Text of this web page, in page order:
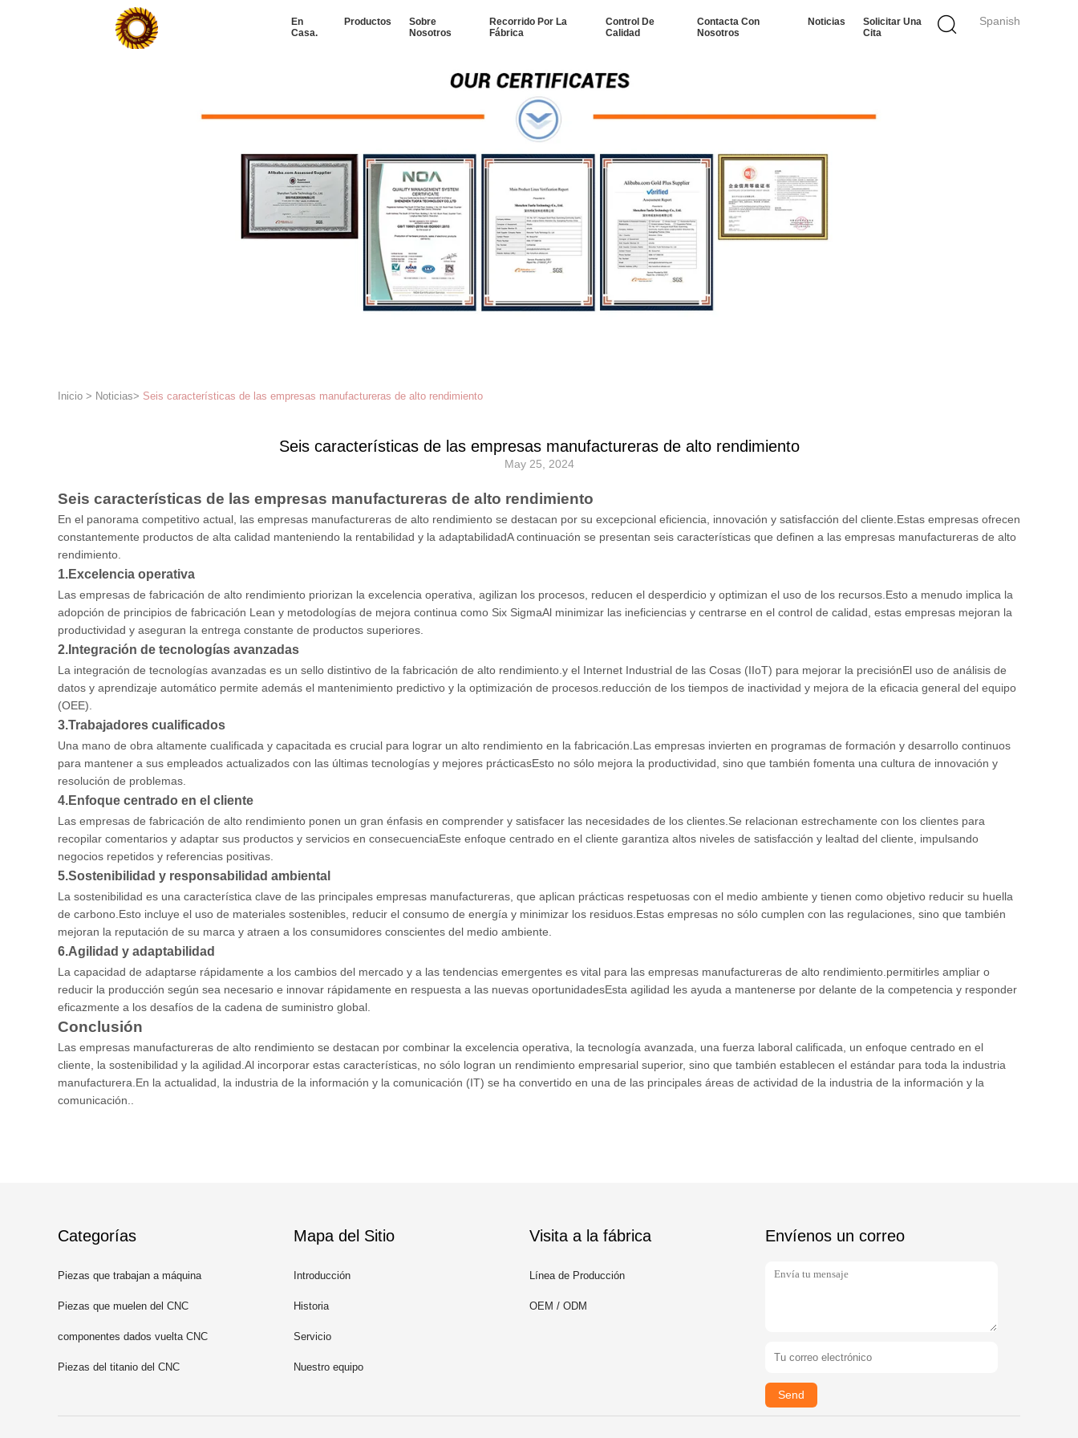
Spanish
En
Casa.
Productos
Sobre
Nosotros
Recorrido Por La
Fábrica
Control De
Calidad
Contacta Con
Nosotros
Noticias
Solicitar Una
Cita
Inicio > Noticias> Seis características de las empresas manufactureras de alto rendimiento
Seis características de las empresas manufactureras de alto rendimiento
May 25, 2024
Seis características de las empresas manufactureras de alto rendimiento
En el panorama competitivo actual, las empresas manufactureras de alto rendimiento se destacan por su excepcional eficiencia, innovación y satisfacción del cliente.Estas empresas ofrecen
constantemente productos de alta calidad manteniendo la rentabilidad y la adaptabilidadA continuación se presentan seis características que definen a las empresas manufactureras de alto
rendimiento.
1.Excelencia operativa
Las empresas de fabricación de alto rendimiento priorizan la excelencia operativa, agilizan los procesos, reducen el desperdicio y optimizan el uso de los recursos.Esto a menudo implica la
adopción de principios de fabricación Lean y metodologías de mejora continua como Six SigmaAl minimizar las ineficiencias y centrarse en el control de calidad, estas empresas mejoran la
productividad y aseguran la entrega constante de productos superiores.
2. Integración de tecnologías avanzadas
La integración de tecnologías avanzadas es un sello distintivo de la fabricación de alto rendimiento.y el Internet Industrial de las Cosas (IIoT) para mejorar la precisiónEl uso de análisis de
datos y aprendizaje automático permite además el mantenimiento predictivo y la optimización de procesos.reducción de los tiempos de inactividad y mejora de la eficacia general del equipo
(OEE).
3.Trabajadores cualificados
Una mano de obra altamente cualificada y capacitada es crucial para lograr un alto rendimiento en la fabricación.Las empresas invierten en programas de formación y desarrollo continuos
para mantener a sus empleados actualizados con las últimas tecnologías y mejores prácticasEsto no sólo mejora la productividad, sino que también fomenta una cultura de innovación y
resolución de problemas.
4.Enfoque centrado en el cliente
Las empresas de fabricación de alto rendimiento ponen un gran énfasis en comprender y satisfacer las necesidades de los clientes.Se relacionan estrechamente con los clientes para
recopilar comentarios y adaptar sus productos y servicios en consecuenciaEste enfoque centrado en el cliente garantiza altos niveles de satisfacción y lealtad del cliente, impulsando
negocios repetidos y referencias positivas.
5.Sostenibilidad y responsabilidad ambiental
La sostenibilidad es una característica clave de las principales empresas manufactureras, que aplican prácticas respetuosas con el medio ambiente y tienen como objetivo reducir su huella
de carbono.Esto incluye el uso de materiales sostenibles, reducir el consumo de energía y minimizar los residuos.Estas empresas no sólo cumplen con las regulaciones, sino que también
mejoran la reputación de su marca y atraen a los consumidores conscientes del medio ambiente.
6.Agilidad y adaptabilidad
La capacidad de adaptarse rápidamente a los cambios del mercado y a las tendencias emergentes es vital para las empresas manufactureras de alto rendimiento.permitirles ampliar o
reducir la producción según sea necesario e innovar rápidamente en respuesta a las nuevas oportunidadesEsta agilidad les ayuda a mantenerse por delante de la competencia y responder
eficazmente a los desafíos de la cadena de suministro global.
Conclusión
Las empresas manufactureras de alto rendimiento se destacan por combinar la excelencia operativa, la tecnología avanzada, una fuerza laboral calificada, un enfoque centrado en el
cliente, la sostenibilidad y la agilidad.Al incorporar estas características, no sólo logran un rendimiento empresarial superior, sino que también establecen el estándar para toda la industria
manufacturera.En la actualidad, la industria de la información y la comunicación (IT) se ha convertido en una de las principales áreas de actividad de la industria de la información y la
comunicación..
Categorías
Piezas que trabajan a máquina
del CNC
Piezas que muelen del CNC
componentes dados vuelta CNC
Piezas del titanio del CNC
Mapa del Sitio
Introducción
Historia
Servicio
Nuestro equipo
Visita a la fábrica
Línea de Producción
OEM / ODM
Envíenos un correo
Send